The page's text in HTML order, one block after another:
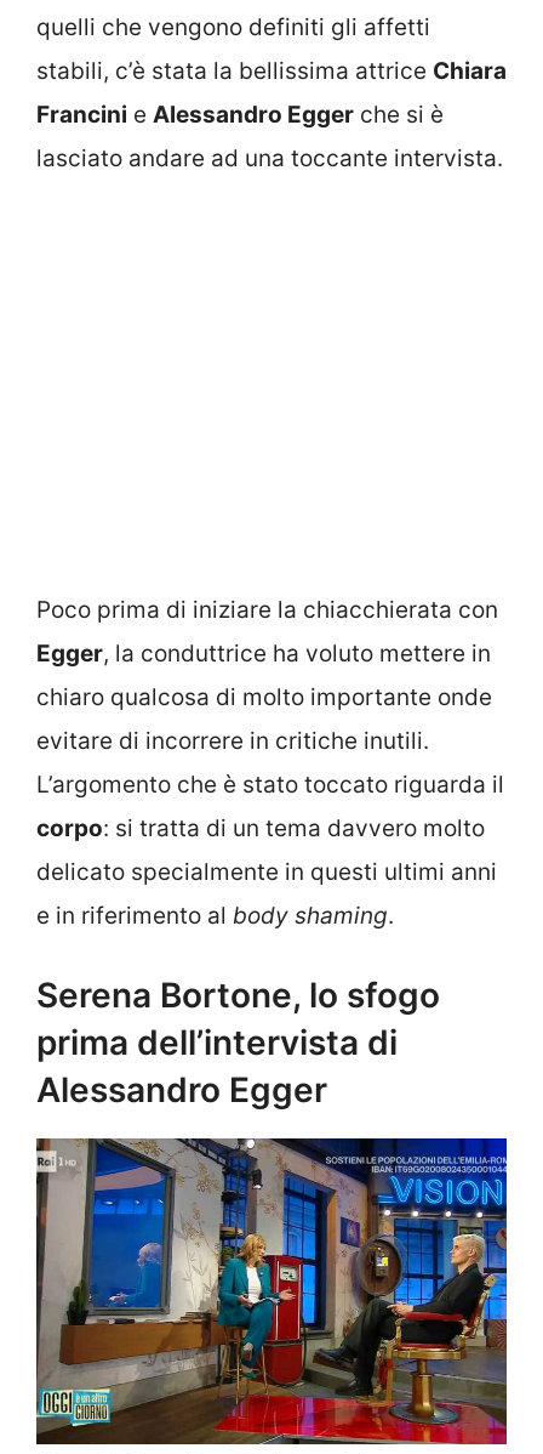
quelli che vengono definiti gli affetti
stabili, c’è stata la bellissima attrice Chiara
Francini e Alessandro Egger che si è
lasciato andare ad una toccante intervista.
Poco prima di iniziare la chiacchierata con
Egger, la conduttrice ha voluto mettere in
chiaro qualcosa di molto importante onde
evitare di incorrere in critiche inutili.
L’argomento che è stato toccato riguarda il
corpo: si tratta di un tema davvero molto
delicato specialmente in questi ultimi anni
e in riferimento al body shaming.
Serena Bortone, lo sfogo
prima dell’intervista di
Alessandro Egger